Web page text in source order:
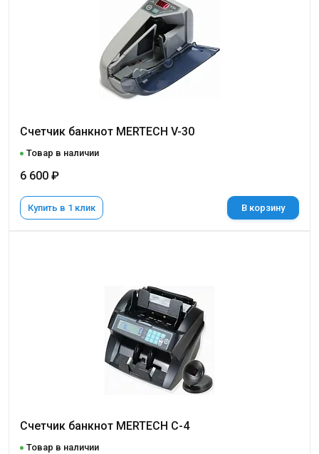
Счетчик банкнот MERTECH V-30
Товар в наличии
6 600 ₽
Купить в 1 клик В корзину
Счетчик банкнот MERTECH C-4
Товар в наличии